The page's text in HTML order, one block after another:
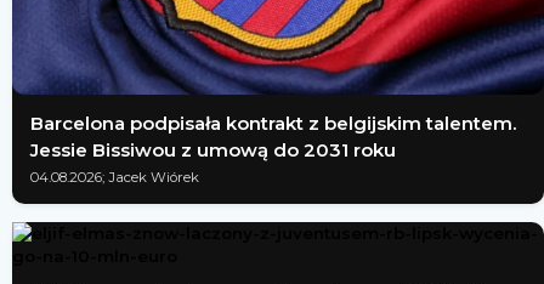
Barcelona podpisała kontrakt z belgijskim talentem.
Jessie Bissiwou z umową do 2031 roku
04.08.2026; Jacek Wiórek